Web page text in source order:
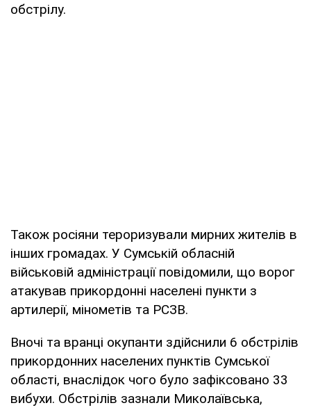
обстрілу.
Також росіяни тероризували мирних жителів в
інших громадах. У Сумській обласній
військовій адміністрації повідомили, що ворог
атакував прикордонні населені пункти з
артилерії, мінометів та РСЗВ.
Вночі та вранці окупанти здійснили 6 обстрілів
прикордонних населених пунктів Сумської
області, внаслідок чого було зафіксовано 33
вибухи. Обстрілів зазнали Миколаївська,